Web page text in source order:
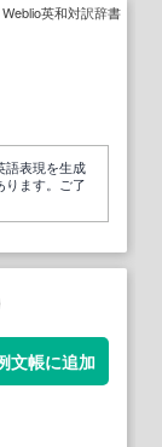
Weblio英和対訳辞書
語表現を生成
ります。ご了
文帳に追加